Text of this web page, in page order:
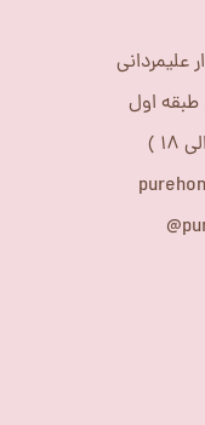
علیمردانی
اول